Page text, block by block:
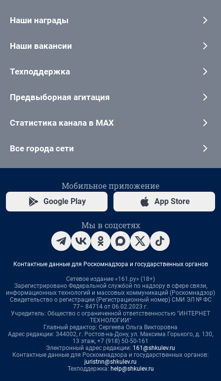
Наши награды
Наши вакансии
Техподдержка
Предвыборная агитация
Статистика канала в MAX
Все города сети
Мобильное приложение
Google Play App Store
Мы в соцсетях
Контактные данные для Роскомнадзора и государственных органов
Сетевое издание «161.ру» (18+)
Зарегистрировано Федеральной службой по надзору в сфере связи,
информационных технологий и массовых коммуникаций (Роскомнадзор)
Свидетельство о регистрации (Регистрационный номер) СМИ ЭЛ № ФС
77– 84714 от 06.02.2023 г.
Учредитель: Общество с ограниченной ответственностью "ИНТЕРНЕТ
ТЕХНОЛОГИИ"
Главный редактор: Сергеева Ольга Викторовна
Адрес редакции: 344002, г. Ростов-на-Дону, ул. Максима Горького, д. 130,
13 этаж, +7 (918) 50-50-161
Электронный адрес редакции: 161@shkulev.ru
Контактные данные для Роскомнадзора и государственных органов:
juristnn@shkulev.ru
Техподдержка: help@shkulev.ru